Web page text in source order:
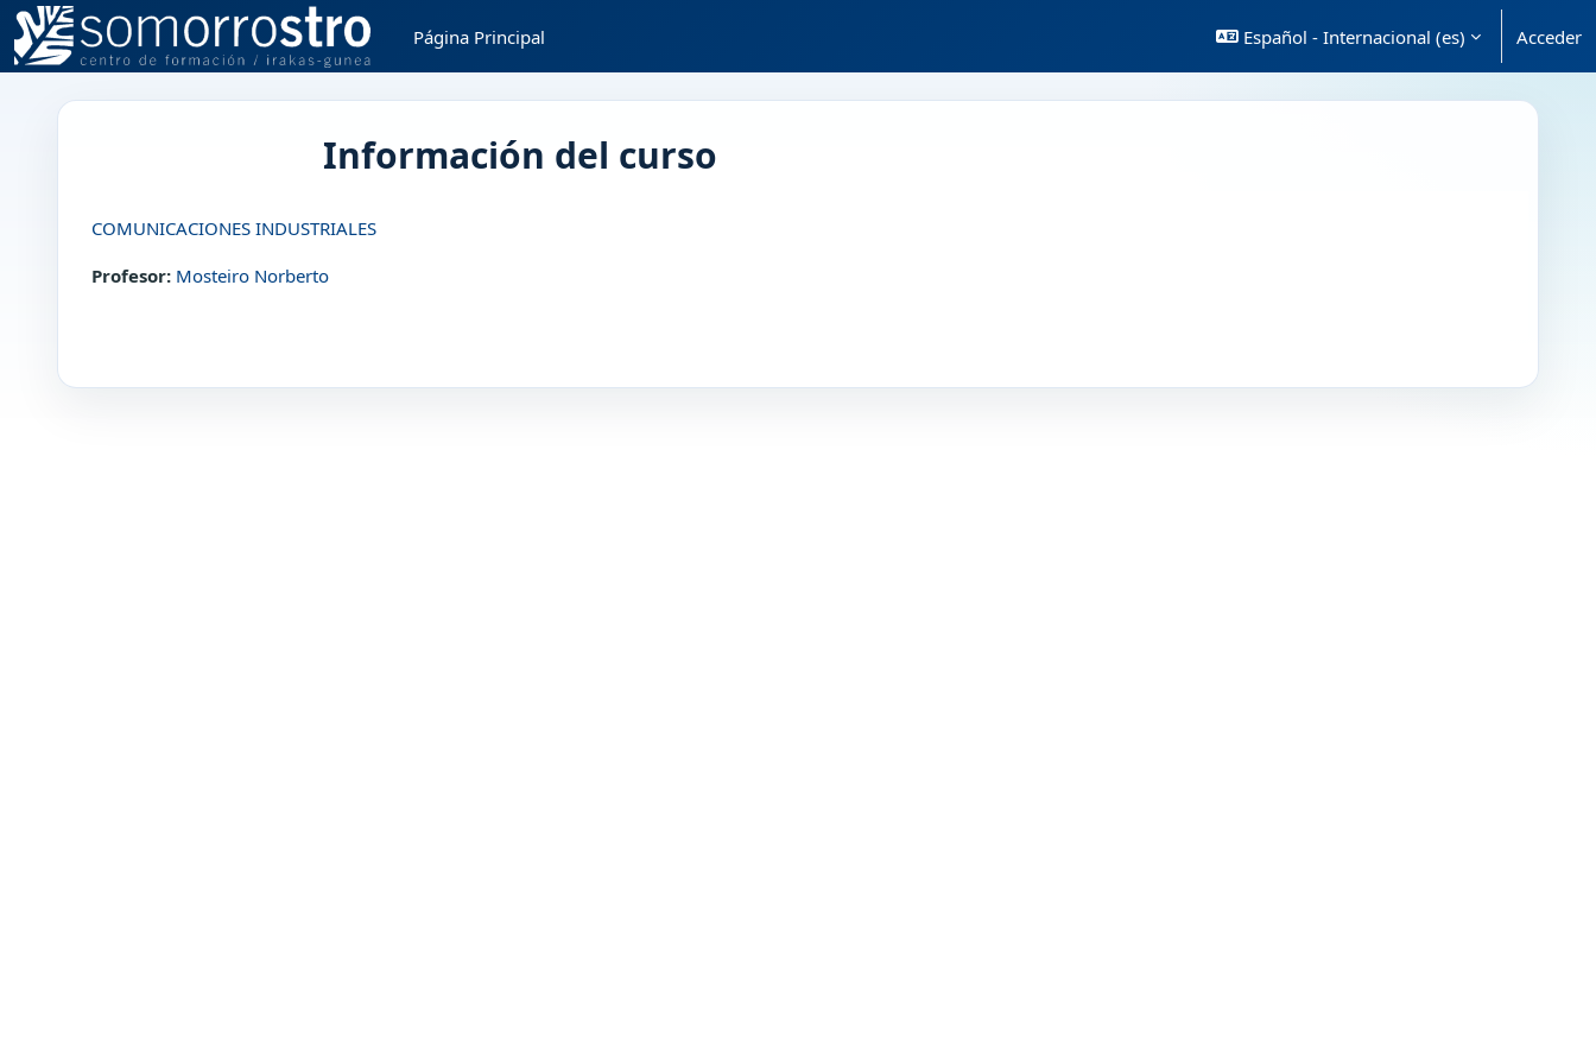
Salta al contenido principal
Página Principal
Español - Internacional ‎(es)‎ Acceder
Información del curso
COMUNICACIONES INDUSTRIALES
Profesor: Mosteiro Norberto